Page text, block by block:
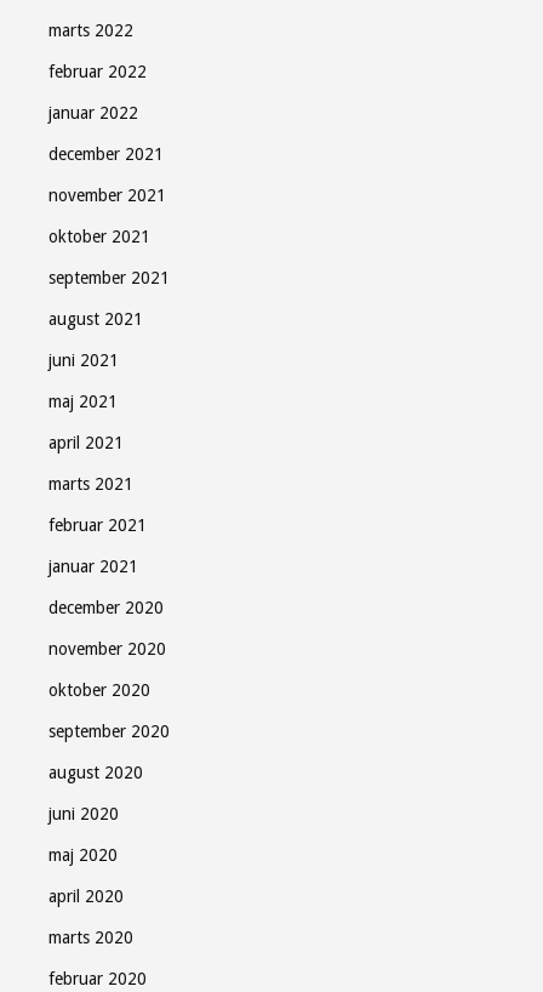
marts 2022
februar 2022
januar 2022
december 2021
november 2021
oktober 2021
september 2021
august 2021
juni 2021
maj 2021
april 2021
marts 2021
februar 2021
januar 2021
december 2020
november 2020
oktober 2020
september 2020
august 2020
juni 2020
maj 2020
april 2020
marts 2020
februar 2020